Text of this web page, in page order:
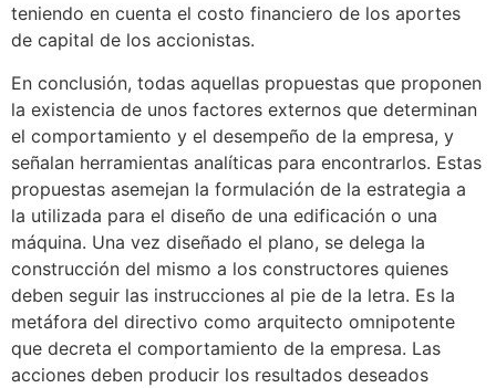
teniendo en cuenta el costo financiero de los aportes
de capital de los accionistas.
En conclusión, todas aquellas propuestas que proponen
la existencia de unos factores externos que determinan
el comportamiento y el desempeño de la empresa, y
señalan herramientas analíticas para encontrarlos. Estas
propuestas asemejan la formulación de la estrategia a
la utilizada para el diseño de una edificación o una
máquina. Una vez diseñado el plano, se delega la
construcción del mismo a los constructores quienes
deben seguir las instrucciones al pie de la letra. Es la
metáfora del directivo como arquitecto omnipotente
que decreta el comportamiento de la empresa. Las
acciones deben producir los resultados deseados